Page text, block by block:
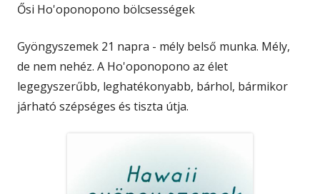
Ősi Ho'oponopono bölcsességek
Gyöngyszemek 21 napra - mély belső munka. Mély,
de nem nehéz. A Ho'oponopono az élet
legegyszerűbb, leghatékonyabb, bárhol, bármikor
járható szépséges és tiszta útja.